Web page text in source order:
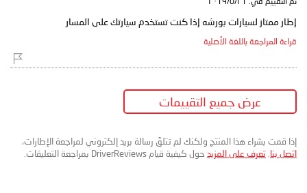
إطار ممتاز لسيارات بورشه إذا كنت تستخدم سيارتك على المسار
قراءة المراجعة باللغة الأصلية
عرض جميع التقييمات
إذا قمت بشراء هذا المنتج ولكنك لم تتلقَ رسالة بريد إلكتروني لمراجعة الإطارات،
اتصل بنا تعرف على المزيد حول كيفية قيام DriverReviews بمراجعة التعليقات.